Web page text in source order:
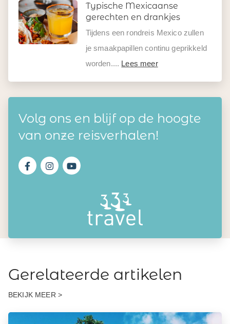
Typische Mexicaanse
gerechten en drankjes
Tijdens een rondreis Mexico zullen
je smaakpapillen continu geprikkeld
worden.... Lees meer
Volg ons en blijf op de hoogte
van onze reisverhalen!
Gerelateerde artikelen
BEKIJK MEER >